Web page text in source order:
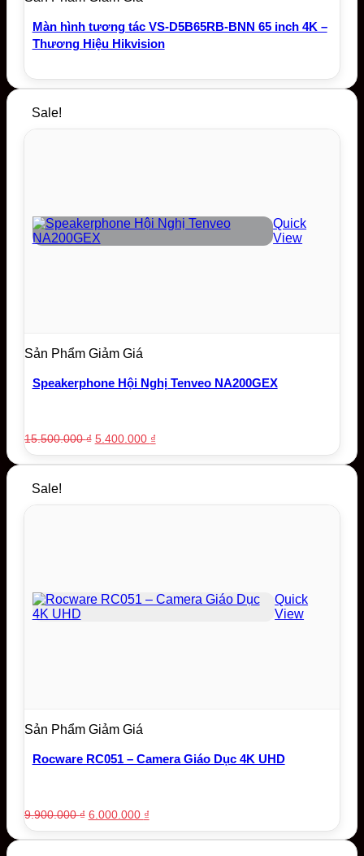
Màn hình tương tác VS-D5B65RB-BNN 65 inch 4K –
Thương Hiệu Hikvision
Sale!
Quick
View
Sản Phẩm Giảm Giá
Speakerphone Hội Nghị Tenveo NA200GEX
15.500.000₫ Original
was:
5.400.000 ₫Current
is:
Sale!
Quick
View
Sản Phẩm Giảm Giá
Rocware RC051 – Camera Giáo Dục 4K UHD
9.900.000₫ Original
was:
6.000.000 ₫Current
is: